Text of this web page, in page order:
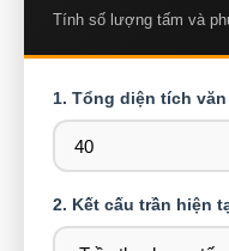
Tính số lượng tấm và
1. Tổng diện tích
2. Kết cấu trần hiện